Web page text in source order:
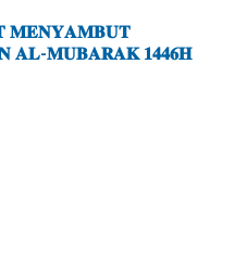
𝐌𝐄𝐍𝐘𝐀𝐌𝐁𝐔𝐓
𝐀𝐋-𝐌𝐔𝐁𝐀𝐑𝐀𝐊 𝟏𝟒𝟒𝟔𝐇